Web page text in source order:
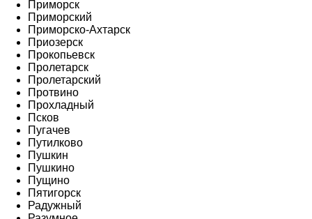
Приморск
Приморский
Приморско-Ахтарск
Приозерск
Прокопьевск
Пролетарск
Пролетарский
Протвино
Прохладный
Псков
Пугачев
Путилково
Пушкин
Пушкино
Пущино
Пятигорск
Радужный